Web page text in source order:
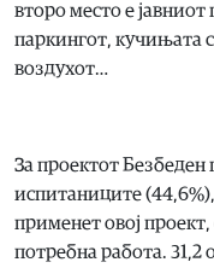
второ место е јавниот
паркингот, кучињата
воздухот…
За проектот Безбеден
испитаниците
применет овој
потребна работа. 31,2